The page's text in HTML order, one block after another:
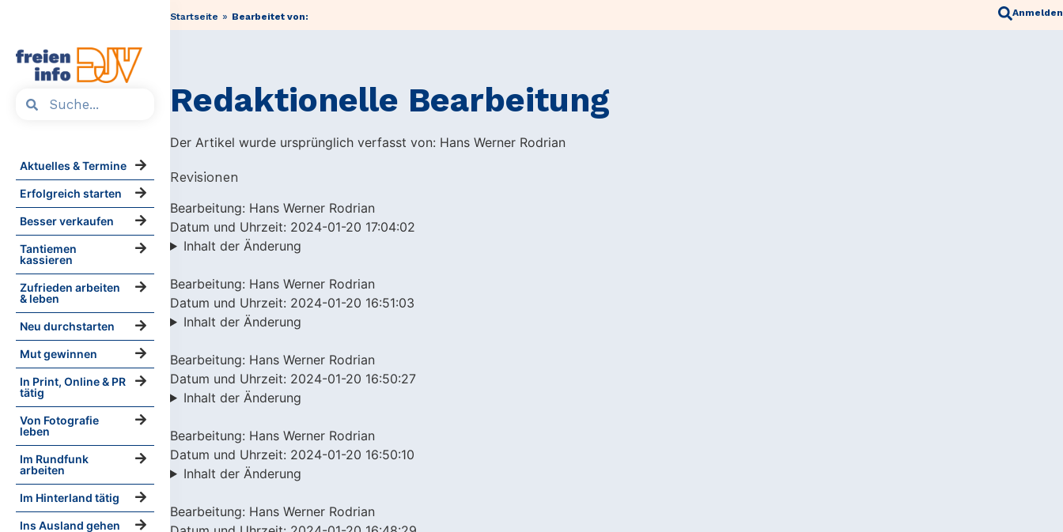
Aktuelles & Termine
Erfolgreich starten
Besser verkaufen
Tantiemen
kassieren
Zufrieden arbeiten
& leben
Neu durchstarten
Mut gewinnen
In Print, Online & PR
tätig
Von Fotografie
leben
Im Rundfunk
arbeiten
Im Hinterland tätig
Ins Ausland gehen
Startseite » Bearbeitet von: Anmelden
Redaktionelle Bearbeitung
Der Artikel wurde ursprünglich verfasst von: Hans Werner Rodrian
Revisionen
Bearbeitung: Hans Werner Rodrian
Datum und Uhrzeit: 2024-01-20 17:04:02
Inhalt der Änderung
Bearbeitung: Hans Werner Rodrian
Datum und Uhrzeit: 2024-01-20 16:51:03
Inhalt der Änderung
Bearbeitung: Hans Werner Rodrian
Datum und Uhrzeit: 2024-01-20 16:50:27
Inhalt der Änderung
Bearbeitung: Hans Werner Rodrian
Datum und Uhrzeit: 2024-01-20 16:50:10
Inhalt der Änderung
Bearbeitung: Hans Werner Rodrian